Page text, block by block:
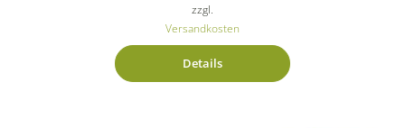
zzgl.
Versandkosten
Details